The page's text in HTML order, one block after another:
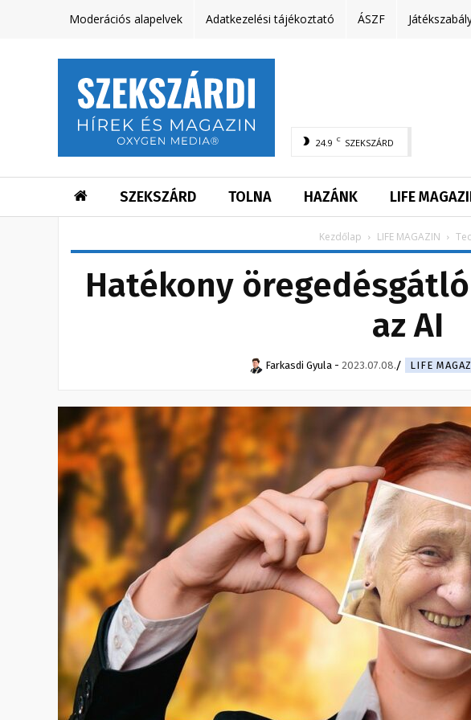
Moderációs alapelvek Adatkezelési tájékoztató ÁSZF
24.9 C SZEKSZÁRD
SZEKSZÁRD TOLNA HAZÁNK LIFE
Kezdőlap LIFE MAGAZIN
Hatékony
az AI
Farkasdi Gyula - 2023.07.08. LIFE